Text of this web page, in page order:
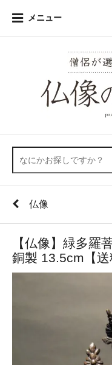
メニュー
仏像
【仏像】緑多羅
銅製 13.5cm【送